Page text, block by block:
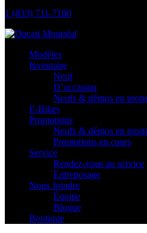
1 (833) 711-7100
Modèles
Inventaire
Neuf
D’occasion
Neufs & démos en
E-Bikes
Promotions
Neufs & démos en
Promotions en cours
Service
Rendez-vous au service
Entreposage
Nous Joindre
Équipe
Blogue
Boutique